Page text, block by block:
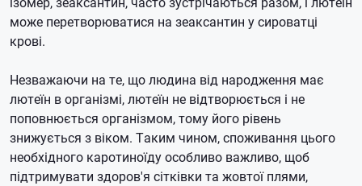
може перетворюватися на зеаксантин у сироватці
крові.
Незважаючи на те, що людина від народження має
лютеїн в організмі, лютеїн не відтворюється і не
поповнюється організмом, тому його рівень
знижується з віком. Таким чином, споживання цього
необхідного каротиноїду особливо важливо, щоб
підтримувати здоров'я сітківки та жовтої плями,